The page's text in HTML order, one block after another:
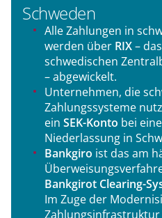
Schweden
Alle Zahlungen in
werden über RIX–
schwedischen
– abgewickelt.
Unternehmen, die
Zahlungssysteme
ein SEK-Konto bei
Niederlassung in
Bankgiro ist das am
Bankgirot Clearing-
Im Zuge der
Zahlungsinfrastruktur